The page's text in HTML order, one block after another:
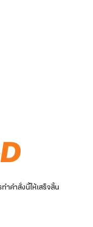
คำสั่งนี้ให้เสร็จสิ้น